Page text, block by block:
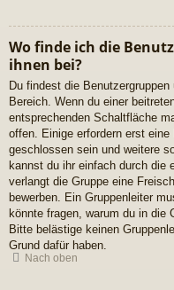
Wo finde ich die
ihnen bei?
Du findest die Benutzergruppen
Bereich. Wenn du einer
entsprechenden Schaltfläche
offen. Einige erfordern erst
geschlossen sein und weitere
kannst du ihr einfach durch die
verlangt die Gruppe eine
bewerben. Ein Gruppenleiter
könnte fragen, warum du in die
Bitte belästige keinen
Grund dafür haben.
Nach oben